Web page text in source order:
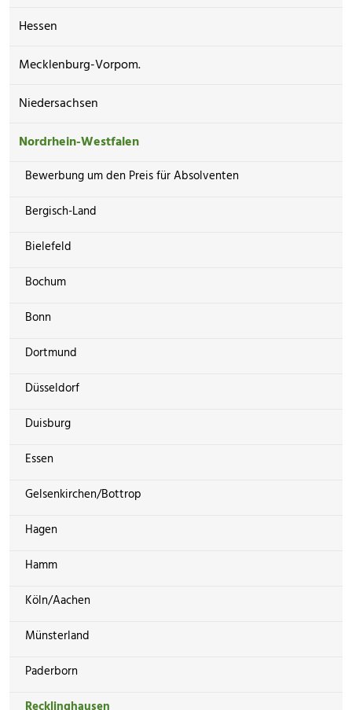
Hessen
Mecklenburg-Vorpom.
Niedersachsen
Nordrhein-Westfalen
Bewerbung um den Preis für Absolventen
Bergisch-Land
Bielefeld
Bochum
Bonn
Dortmund
Düsseldorf
Duisburg
Essen
Gelsenkirchen/Bottrop
Hagen
Hamm
Köln/Aachen
Münsterland
Paderborn